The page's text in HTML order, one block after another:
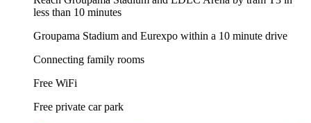
less than 10 minutes
Groupama Stadium and Eurexpo within a 10 minute drive
Connecting family rooms
Free WiFi
Free private car park